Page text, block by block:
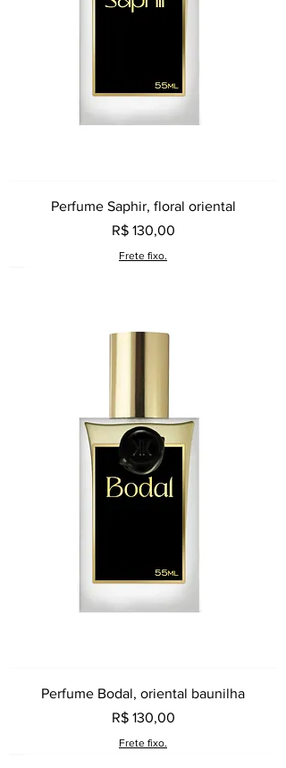
Perfume Saphir, floral oriental
Preço
R$ 130,00
Frete fixo.
Perfume Bodal, oriental baunilha
Preço
R$ 130,00
Frete fixo.